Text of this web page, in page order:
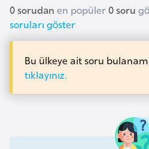
0 sorudan en popüler0 soru
soruları göster
Bu ülkeye ait soru
tıklayınız.
g
o
B
u
l